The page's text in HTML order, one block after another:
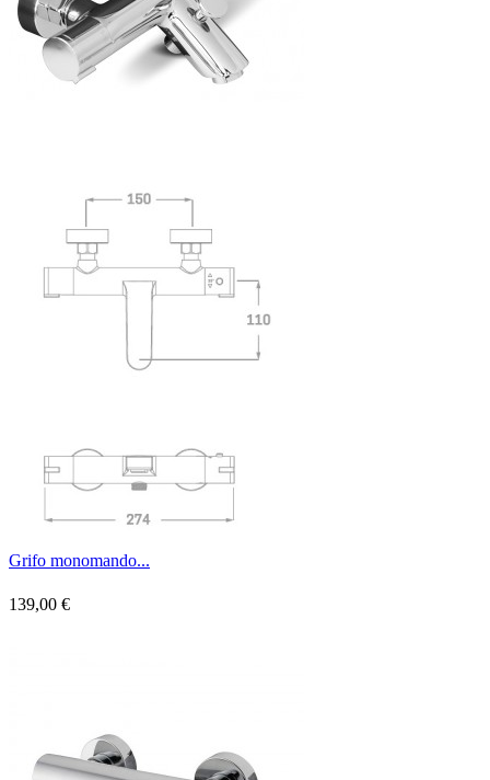
Grifo monomando...
139,00 €